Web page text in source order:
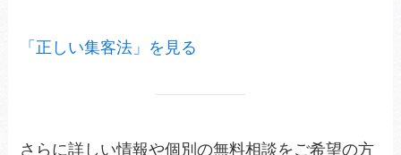
「正しい集客法」を見る
さらに詳しい情報や個別の無料相談をご希望の方